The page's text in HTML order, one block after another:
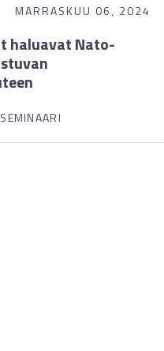
MARRASKUU 06, 2024
haluavat Nato-
SEMINAARI